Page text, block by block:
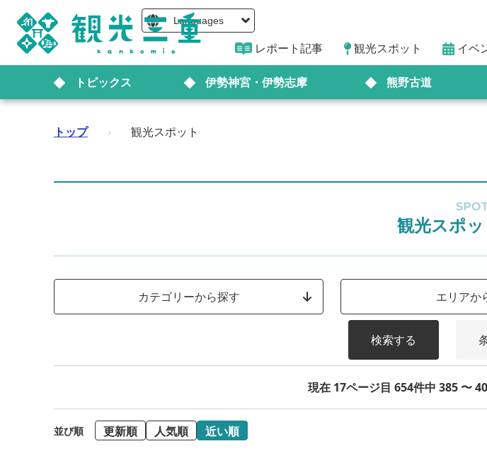
Languages
レポート記事 観光スポット イベ
トピックス 伊勢神宮・伊勢志摩 熊野古道
トップ › 観光スポット
観光スポ
カテゴリーから探す エリアか
検索する
現在 17ページ目 654件中 385 〜
並び順 更新順 人気順 近い順